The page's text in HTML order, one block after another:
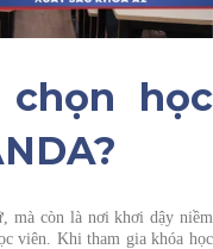
học
mà còn là nơi khơi dậy niềm
viên. Khi tham gia khóa học